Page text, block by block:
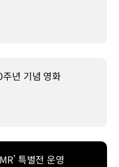
년 기념 영화
특별전 운영